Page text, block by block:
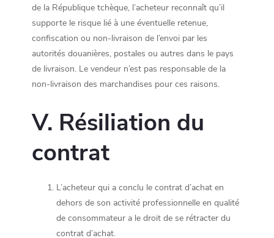
de la République tchèque, l’acheteur reconnaît qu’il
supporte le risque lié à une éventuelle retenue,
confiscation ou non-livraison de l’envoi par les
autorités douanières, postales ou autres dans le pays
de livraison. Le vendeur n’est pas responsable de la
non-livraison des marchandises pour ces raisons.
V. Résiliation du
contrat
L’acheteur qui a conclu le contrat d’achat en
dehors de son activité professionnelle en qualité
de consommateur a le droit de se rétracter du
contrat d’achat.